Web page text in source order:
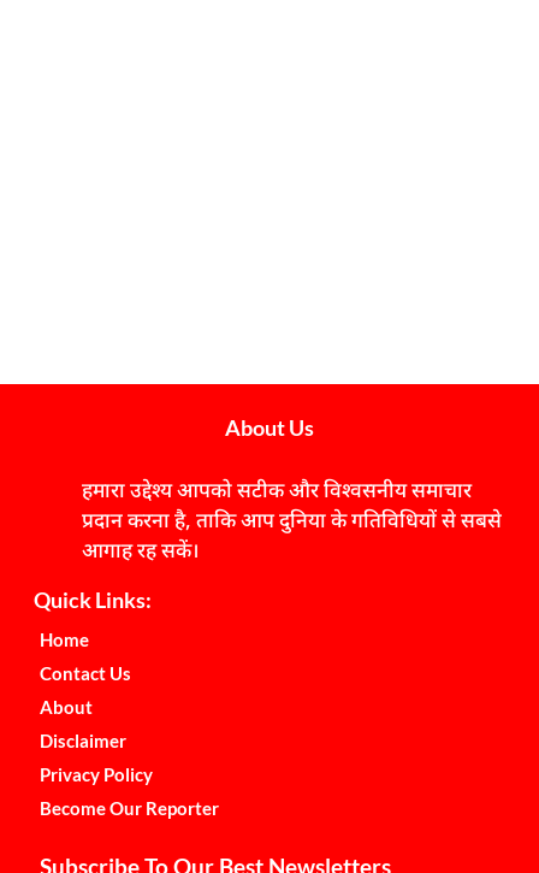
About Us
हमारा उद्देश्य आपको सटीक और विश्वसनीय समाचार
प्रदान करना है, ताकि आप दुनिया के गतिविधियों से सबसे
आगाह रह सकें।
Quick Links:
Home
Contact Us
About
Disclaimer
Privacy Policy
Become Our Reporter
Subscribe To Our Best Newsletters